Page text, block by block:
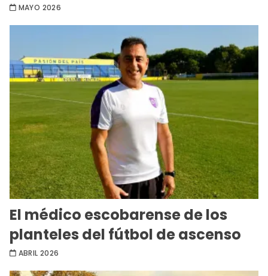
MAYO 2026
El médico escobarense de los
planteles del fútbol de ascenso
ABRIL 2026